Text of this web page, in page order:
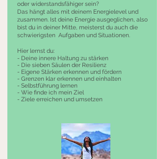
oder widerstandsfähiger sein?
Das hängt alles mit deinem Energielevelund
zusammen. Ist deine Energie ausgeglichen, also
bist du in deiner Mitte, meisterst du auch die
schwierigsten Aufgaben und Situationen.
Hier lernst du:
- Deine innere Haltung zu stärken
- Die sieben Säulen der Resilienz
- Eigene Stärken erkennen und fördern
- Grenzen klar erkennen und einhalten
- Selbstführung lernen
- Wie finde ich mein Ziel
- Ziele erreichen und umsetzen